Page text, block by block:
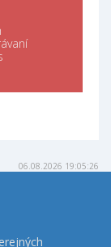
06.08.2026 19:05:26